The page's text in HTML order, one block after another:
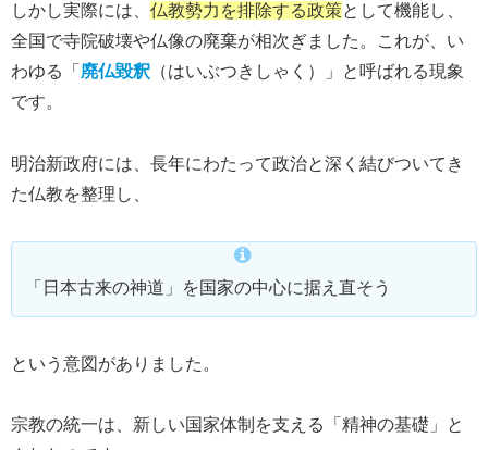
しかし実際には、 仏教勢力を排除する政策として機能し、
全国で寺院破壊や仏像の廃棄が相次ぎました。これが、い
わゆる「 廃仏毀釈 （はいぶつきしゃく）」と呼ばれる現象
です。
明治新政府には、長年にわたって政治と深く結びついてき
た仏教を整理し、
「日本古来の神道」を国家の中心に据え直そう
という意図がありました。
宗教の統一は、新しい国家体制を支える「精神の基礎」と